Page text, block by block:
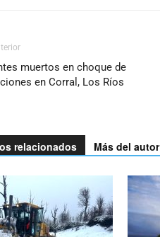
muertos en choque de
en Corral, Los Ríos
relacionados Más del autor